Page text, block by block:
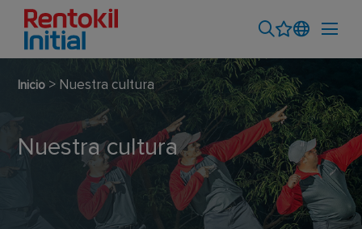
Nuestra cultura
Inicio > Nuestra cultura